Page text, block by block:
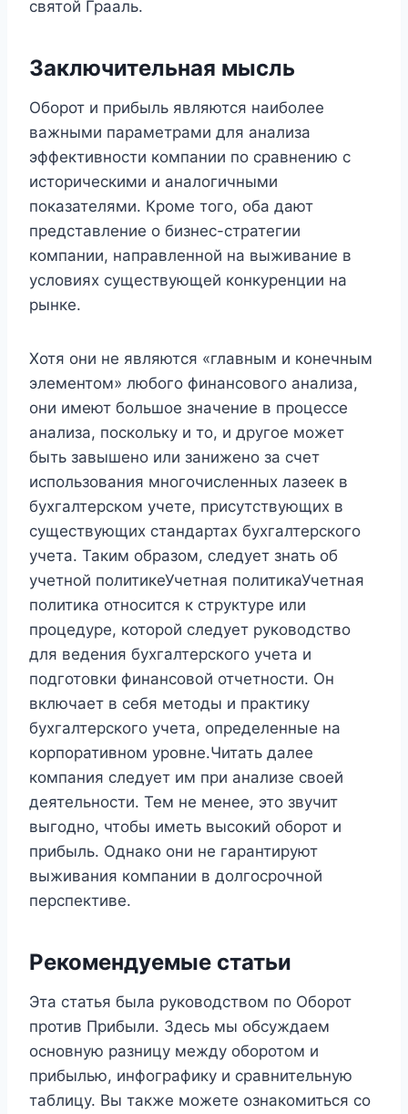
святой Грааль.
Заключительная мысль
Оборот и прибыль являются наиболее
важными параметрами для анализа
эффективности компании по сравнению с
историческими и аналогичными
показателями. Кроме того, оба дают
представление о бизнес-стратегии
компании, направленной на выживание в
условиях существующей конкуренции на
рынке.
Хотя они не являются «главным и конечным
элементом» любого финансового анализа,
они имеют большое значение в процессе
анализа, поскольку и то, и другое может
быть завышено или занижено за счет
использования многочисленных лазеек в
бухгалтерском учете, присутствующих в
существующих стандартах бухгалтерского
учета. Таким образом, следует знать об
учетной политикеУчетная политикаУчетная
политика относится к структуре или
процедуре, которой следует руководство
для ведения бухгалтерского учета и
подготовки финансовой отчетности. Он
включает в себя методы и практику
бухгалтерского учета, определенные на
корпоративном уровне.Читать далее
компания следует им при анализе своей
деятельности. Тем не менее, это звучит
выгодно, чтобы иметь высокий оборот и
прибыль. Однако они не гарантируют
выживания компании в долгосрочной
перспективе.
Рекомендуемые статьи
Эта статья была руководством по Оборот
против Прибыли. Здесь мы обсуждаем
основную разницу между оборотом и
прибылью, инфографику и сравнительную
таблицу. Вы также можете ознакомиться со